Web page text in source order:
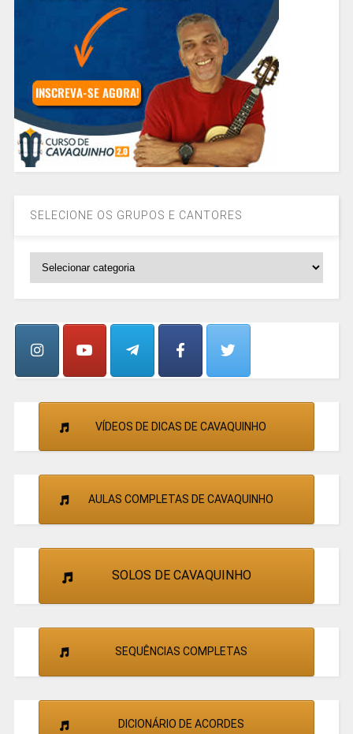
SELECIONE OS GRUPOS E CANTORES
SELECIONE
CANTORES
VÍDEOS DE DICAS DE CAVAQUINHO
AULAS COMPLETAS DE CAVAQUINHO
SOLOS DE CAVAQUINHO
SEQUÊNCIAS COMPLETAS
DICIONÁRIO DE ACORDES